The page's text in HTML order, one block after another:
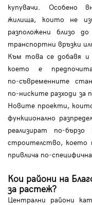
купувачи. Особено
жилища, които не
разположени близо
транспортни връзки
Към това се добавя
което е
по‑съвременните
по‑ниските разходи за
Новите проекти,
функционално
реализират
строителство, което
привлича
Кои райони на
за растеж?
Централни райони